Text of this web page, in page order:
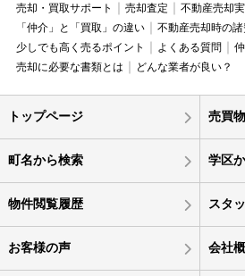
売却・買取サポート 売却査定 不動産売却
「仲介」と「買取」の違い
不動産売却時の諸
少しでも高く売るポイント
よくある質問
売却に必要な書類とは
どんな業者が良い？
トップページ 売買
町名から検索 学区
物件閲覧履歴 スタ
お客様の声 会社